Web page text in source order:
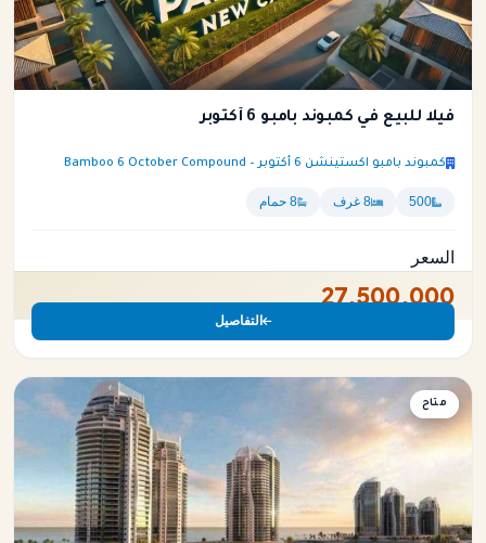
فيلا للبيع في كمبوند بامبو 6 أكتوبر
كمبوند بامبو اكستينشن 6 أكتوبر – Bamboo 6 October Compound
500 8 غرف 8 حمام
السعر
27,500,000
التفاصيل
فيلا
متاح